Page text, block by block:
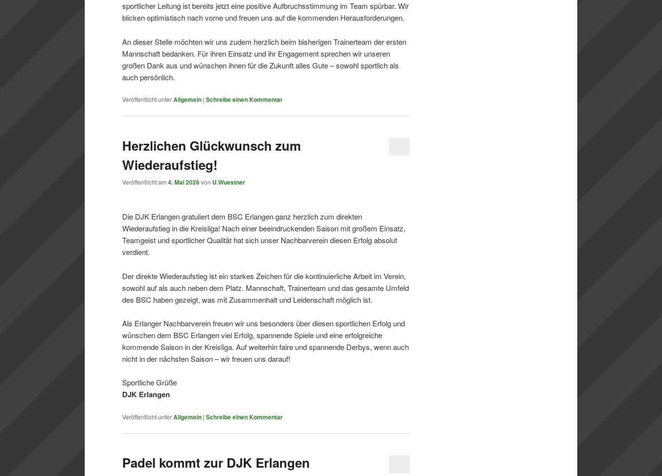
sportlicher Leitung ist bereits jetzt eine positive Aufbruchsstimmung im Team spürbar. Wir
blicken optimistisch nach vorne und freuen uns auf die kommenden Herausforderungen.
An dieser Stelle möchten wir uns zudem herzlich beim bisherigen Trainerteam der ersten
Mannschaft bedanken. Für ihren Einsatz und ihr Engagement sprechen wir unseren
großen Dank aus und wünschen ihnen für die Zukunft alles Gute – sowohl sportlich als
auch persönlich.
Veröffentlicht unterAllgemein | Schreibe einen Kommentar
Herzlichen Glückwunsch zum
Wiederaufstieg!
Veröffentlicht am 4. Mai 2026von U.Wuestner
Die DJK Erlangen gratuliert dem BSC Erlangen ganz herzlich zum direkten
Wiederaufstieg in die Kreisliga! Nach einer beeindruckenden Saison mit großem Einsatz,
Teamgeist und sportlicher Qualität hat sich unser Nachbarverein diesen Erfolg absolut
verdient.
Der direkte Wiederaufstieg ist ein starkes Zeichen für die kontinuierliche Arbeit im Verein,
sowohl auf als auch neben dem Platz. Mannschaft, Trainerteam und das gesamte Umfeld
des BSC haben gezeigt, was mit Zusammenhalt und Leidenschaft möglich ist.
Als Erlanger Nachbarverein freuen wir uns besonders über diesen sportlichen Erfolg und
wünschen dem BSC Erlangen viel Erfolg, spannende Spiele und eine erfolgreiche
kommende Saison in der Kreisliga. Auf weiterhin faire und spannende Derbys, wenn auch
nicht in der nächsten Saison – wir freuen uns darauf!
Sportliche Grüße
DJK Erlangen
Veröffentlicht unterAllgemein | Schreibe einen Kommentar
Padel kommt zur DJK Erlangen